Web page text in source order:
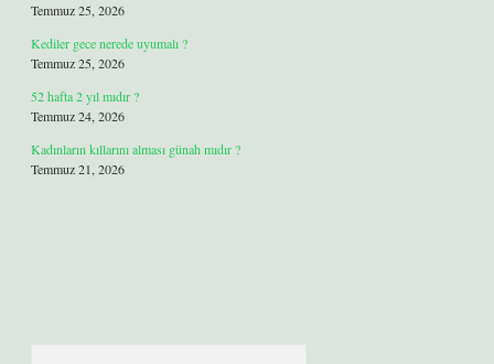
Temmuz 25, 2026
Kediler gece nerede uyumalı ?
Temmuz 25, 2026
52 hafta 2 yıl mıdır ?
Temmuz 24, 2026
Kadınların kıllarını alması günah mıdır ?
Temmuz 21, 2026